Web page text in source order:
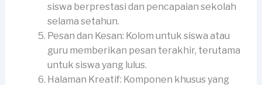
siswa berprestasi dan pencapaian sekolah
selama setahun.
Pesan dan Kesan: Kolom untuk siswa atau
guru memberikan pesan terakhir, terutama
untuk siswa yang lulus.
Halaman Kreatif: Komponen khusus yang